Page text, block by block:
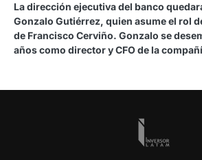
La dirección ejecutiva del banco
Gonzalo Gutiérrez, quien asume el rol
de Francisco Cerviño. Gonzalo se
años como director y CFO de la